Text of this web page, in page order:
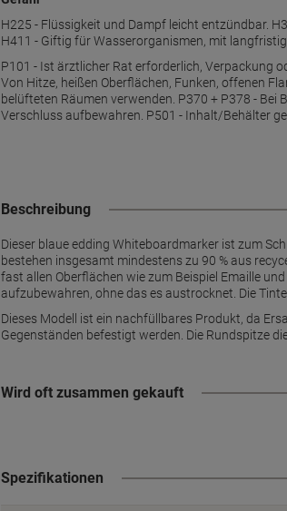
H225 - Flüssigkeit und Dampf leicht entzündbar.
H411 - Giftig für Wasserorganismen, mit
P101 - Ist ärztlicher Rat erforderlich, Verpackung
Von Hitze, heißen Oberflächen, Funken, offenen
belüfteten Räumen verwenden. P370 + P378 - Bei
Verschluss aufbewahren. P501 - Inhalt/Behälter
Beschreibung
Dieser blaue edding Whiteboardmarker ist zum
bestehen insgesamt mindestens zu 90 % aus
fast allen Oberflächen wie zum Beispiel Emaille
aufzubewahren, ohne das es austrocknet. Die
Dieses Modell ist ein nachfüllbares Produkt, da
Gegenständen befestigt werden. Die Rundspitze
Wird oft zusammen gekauft
Spezifikationen